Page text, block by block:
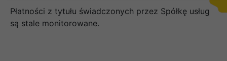
Płatności z tytułu świadczonych przez Spółkę usług
są stale monitorowane.